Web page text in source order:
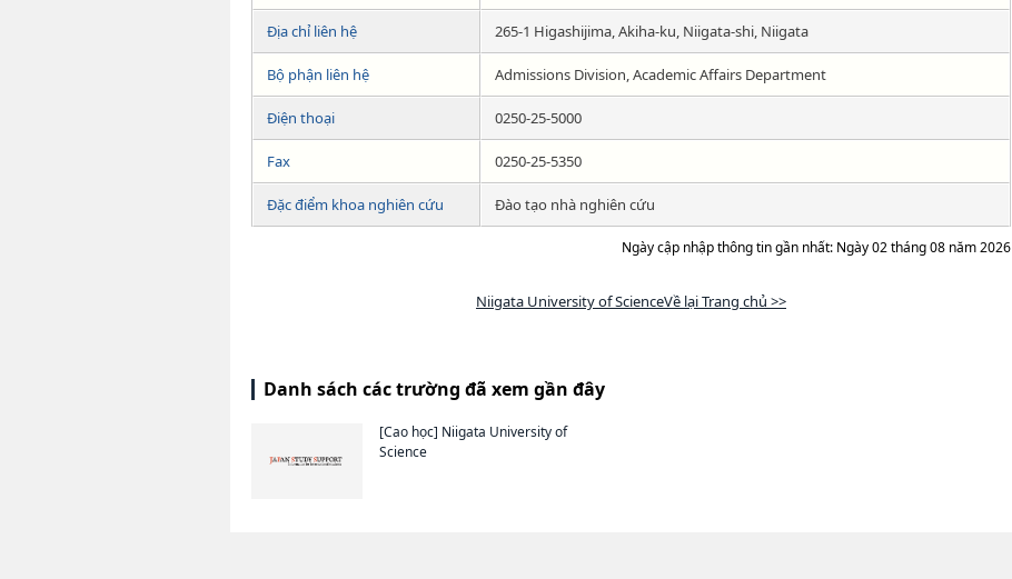
Địa chỉ liên hệ 265-1 Higashijima, Akiha-ku, Niigata-shi, Niigata
Bộ phận liên hệ Admissions Division, Academic Affairs Department
Điện thoại 0250-25-5000
Fax 0250-25-5350
Đặc điểm khoa nghiên cứu Đào tạo nhà nghiên cứu
Ngày cập nhập thông tin gần nhất: Ngày 02 tháng 08 năm 2026
Niigata University of ScienceVề lại Trang chủ >>
Danh sách các trường đã xem gần đây
[Cao học] Niigata University of
Science